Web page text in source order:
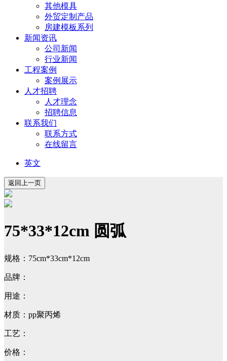
其他模具
外贸定制产品
房建模板系列
新闻资讯
公司新闻
行业新闻
工程案例
案例展示
人才招聘
人才理念
招聘信息
联系我们
联系方式
在线留言
英文
75*33*12cm 圆弧
规格：75cm*33cm*12cm
品牌：
用途：
材质：pp聚丙烯
工艺：
价格：